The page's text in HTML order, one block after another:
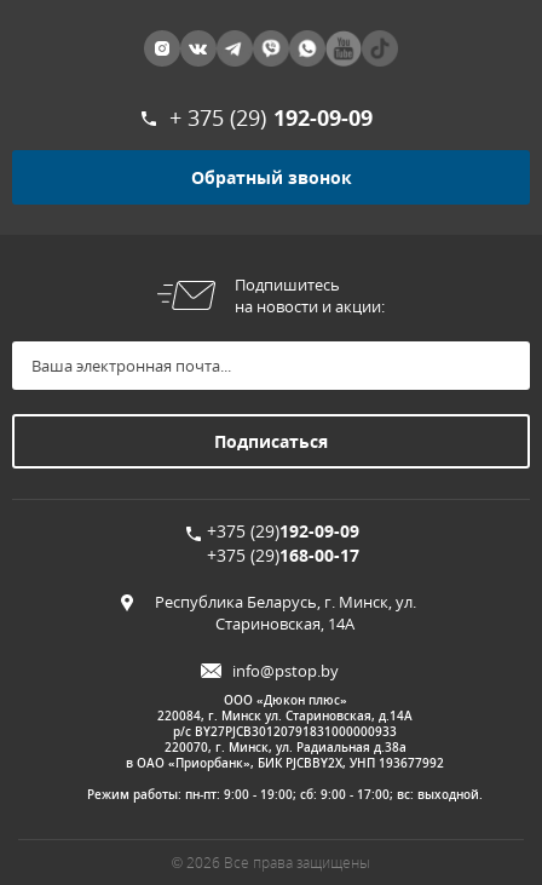
+ 375 (29) 192-09-09
Обратный звонок
Подпишитесь
на новости и акции:
+375 (29)192-09-09
+375 (29)168-00-17
Республика Беларусь, г. Минск, ул.
Стариновская, 14А
info@pstop.by
ООО «Дюкон плюс»
220084, г. Минск ул. Стариновская, д.14А
р/с BY27PJCB30120791831000000933
220070, г. Минск, ул. Радиальная д.38а
в ОАО «Приорбанк», БИК PJCBBY2X, УНП 193677992
Режим работы: пн-пт: 9:00 - 19:00; сб: 9:00 - 17:00; вс: выходной.
© 2026 Все права защищены